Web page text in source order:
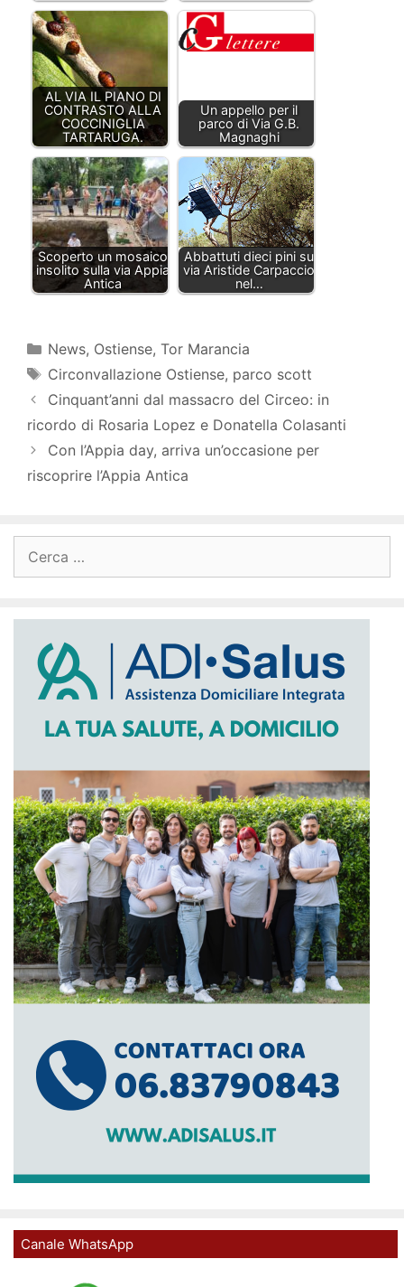
AL VIA IL PIANO DI
CONTRASTO ALLA
COCCINIGLIA
TARTARUGA.
Un appello per il
parco di Via G.B.
Magnaghi
Scoperto un mosaico
insolito sulla via Appia
Antica
Abbattuti dieci pini su
via Aristide Carpaccio
nel…
Categorie
News, Ostiense, Tor Marancia
Tag
Circonvallazione Ostiense, parco scott
Cinquant’anni dal massacro del Circeo: in
ricordo di Rosaria Lopez e Donatella Colasanti
Con l’Appia day, arriva un’occasione per
riscoprire l’Appia Antica
per:
Canale WhatsApp